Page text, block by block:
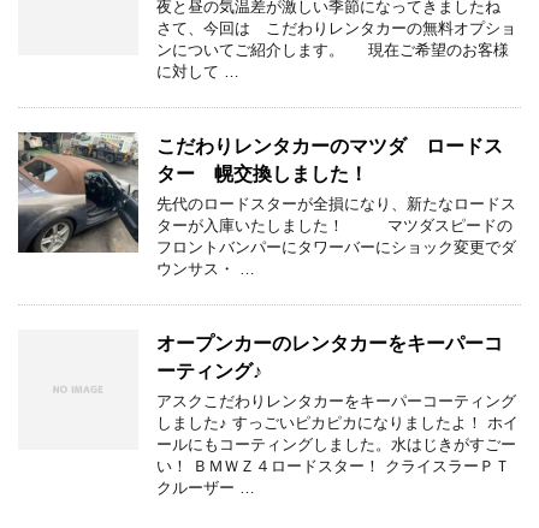
夜と昼の気温差が激しい季節になってきましたね
さて、今回は こだわりレンタカーの無料オプショ
ンについてご紹介します。 現在ご希望のお客様
に対して …
こだわりレンタカーのマツダ ロードス
ター 幌交換しました！
先代のロードスターが全損になり、新たなロードス
ターが入庫いたしました！ マツダスピードの
フロントバンパーにタワーバーにショック変更でダ
ウンサス・ …
オープンカーのレンタカーをキーパーコ
ーティング♪
アスクこだわりレンタカーをキーパーコーティング
しました♪ すっごいピカピカになりましたよ！ ホイ
ールにもコーティングしました。水はじきがすごー
い！ ＢＭＷＺ４ロードスター！ クライスラーＰＴ
クルーザー …